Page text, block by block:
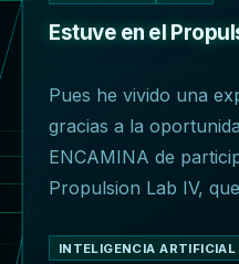
Estuve en el
Pues he vivido una
gracias a la
ENCAMINA de
Propulsion Lab IV,
INTELIGENCIA ARTIFICIAL